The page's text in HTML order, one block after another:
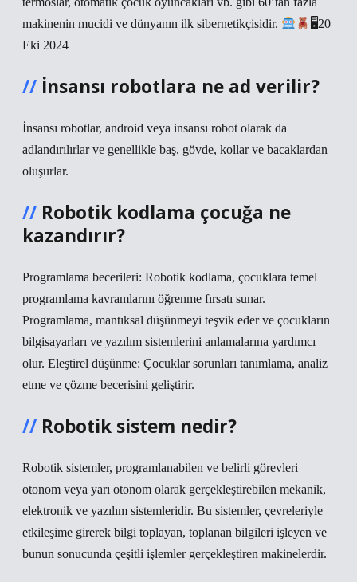
makinenin mucidi ve dünyanın ilk sibernetikçisidir.
🖥20
Eki 2024
İnsansı robotlara ne ad verilir?
İnsansı robotlar, android veya insansı robot olarak da
adlandırılırlar ve genellikle baş, gövde, kollar ve bacaklardan
oluşurlar.
Robotik kodlama çocuğa ne
kazandırır?
Programlama becerileri: Robotik kodlama, çocuklara temel
programlama kavramlarını öğrenme fırsatı sunar.
Programlama, mantıksal düşünmeyi teşvik eder ve çocukların
bilgisayarları ve yazılım sistemlerini anlamalarına yardımcı
olur. Eleştirel düşünme: Çocuklar sorunları tanımlama, analiz
etme ve çözme becerisini geliştirir.
Robotik sistem nedir?
Robotik sistemler, programlanabilen ve belirli görevleri
otonom veya yarı otonom olarak gerçekleştirebilen mekanik,
elektronik ve yazılım sistemleridir. Bu sistemler, çevreleriyle
etkileşime girerek bilgi toplayan, toplanan bilgileri işleyen ve
bunun sonucunda çeşitli işlemler gerçekleştiren makinelerdir.